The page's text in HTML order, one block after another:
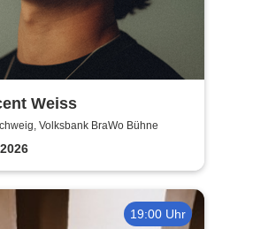
Weiss
Volksbank BraWo Bühne
19:00 Uhr